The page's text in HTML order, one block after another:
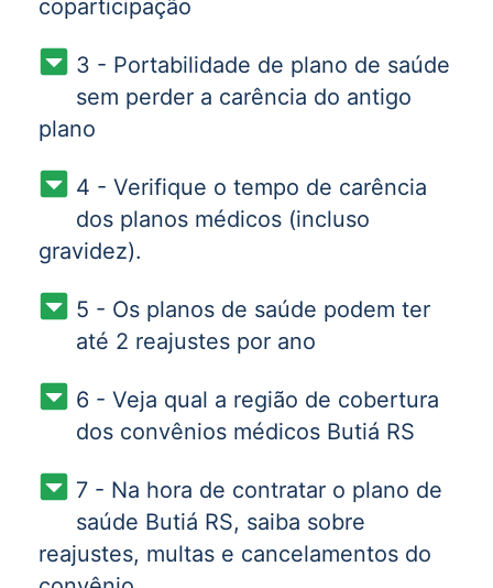
coparticipação
3 - Portabilidade de plano de saúde
sem perder a carência do antigo
plano
4 - Verifique o tempo de carência
dos planos médicos (incluso
gravidez).
5 - Os planos de saúde podem ter
até 2 reajustes por ano
6 - Veja qual a região de cobertura
dos convênios médicos Butiá RS
7 - Na hora de contratar o plano de
saúde Butiá RS, saiba sobre
reajustes, multas e cancelamentos do